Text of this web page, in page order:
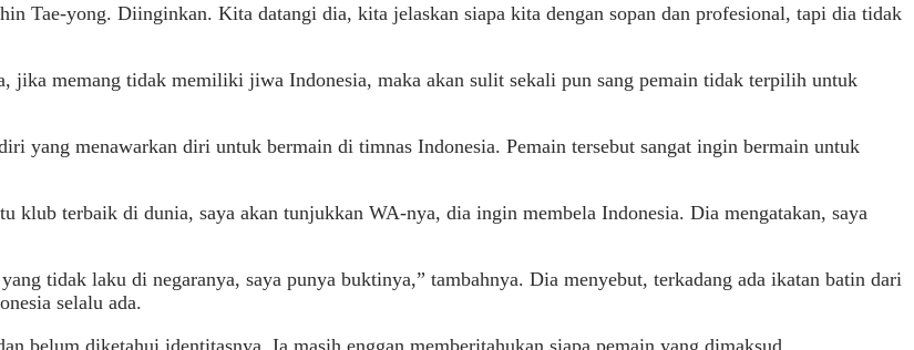
Tae-yong. Diinginkan. Kita datangi dia, kita jelaskan siapa kita dengan sopan dan profesional, tapi dia tidak
jika memang tidak memiliki jiwa Indonesia, maka akan sulit sekali pun sang pemain tidak terpilih untuk
yang menawarkan diri untuk bermain di timnas Indonesia. Pemain tersebut sangat ingin bermain untuk
klub terbaik di dunia, saya akan tunjukkan WA-nya, dia ingin membela Indonesia. Dia mengatakan, saya
tidak laku di negaranya, saya punya buktinya,” tambahnya. Dia menyebut, terkadang ada ikatan batin dari
selalu ada.
belum diketahui identitasnya. Ia masih enggan memberitahukan siapa pemain yang dimaksud.